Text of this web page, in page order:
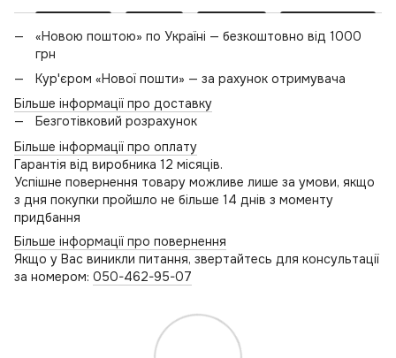
«Новою поштою» по Україні — безкоштовно від 1000
грн
Кур'єром «Нової пошти» — за рахунок отримувача
Більше інформації про доставку
Безготівковий розрахунок
Більше інформації про оплату
Гарантія від виробника 12 місяців.
Успішне повернення товару можливе лише за умови, якщо
з дня покупки пройшло не більше 14 днів з моменту
придбання
Більше інформації про повернення
Якщо у Вас виникли питання, звертайтесь для консультації
за номером: 050-462-95-07